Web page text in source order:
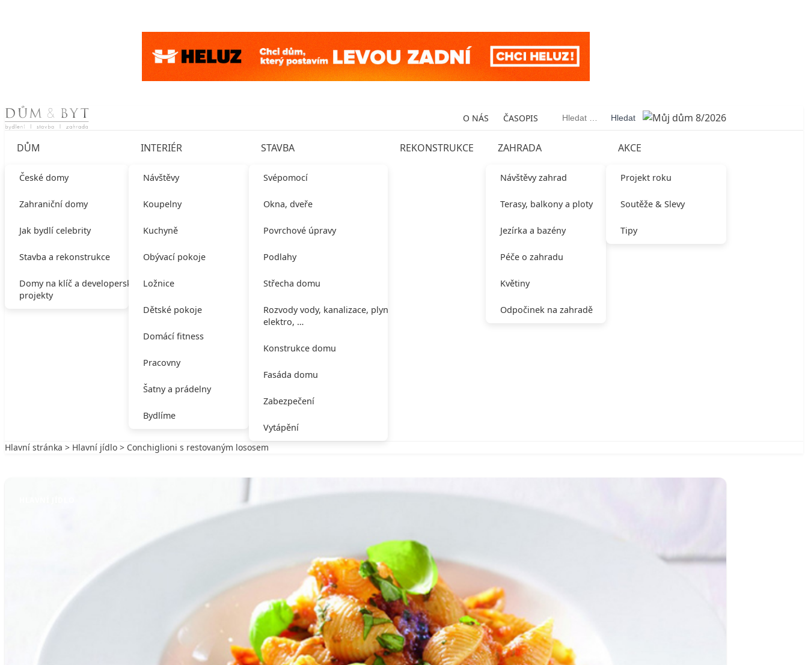
Skip to content O NÁS ČASOPIS Vyhledávání
DŮM
České domy
Zahraniční domy
Jak bydlí celebrity
Stavba a rekonstrukce
Domy na klíč a developerské
projekty
INTERIÉR
Návštěvy
Koupelny
Kuchyně
Obývací pokoje
Ložnice
Dětské pokoje
Domácí fitness
Pracovny
Šatny a prádelny
Bydlíme
STAVBA
Svépomocí
Okna, dveře
Povrchové úpravy
Podlahy
Střecha domu
Rozvody vody, kanalizace, plynu,
elektro, …
Konstrukce domu
Fasáda domu
Zabezpečení
Vytápění
REKONSTRUKCE ZAHRADA
Návštěvy zahrad
Terasy, balkony a ploty
Jezírka a bazény
Péče o zahradu
Květiny
Odpočinek na zahradě
AKCE
Projekt roku
Soutěže & Slevy
Tipy
Hlavní stránka > Hlavní jídlo > Conchiglioni s restovaným lososem